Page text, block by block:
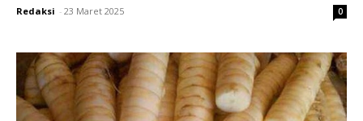
Redaksi - 23 Maret 2025 0